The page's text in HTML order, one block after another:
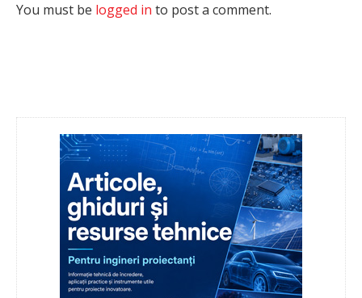
You must be logged in to post a comment.